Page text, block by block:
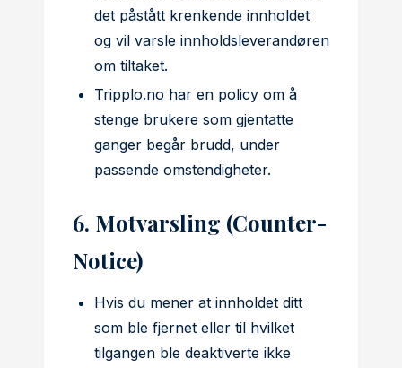
det påstått krenkende innholdet
og vil varsle innholdsleverandøren
om tiltaket.
Tripplo.no har en policy om å
stenge brukere som gjentatte
ganger begår brudd, under
passende omstendigheter.
6. Motvarsling (Counter-
Notice)
Hvis du mener at innholdet ditt
som ble fjernet eller til hvilket
tilgangen ble deaktiverte ikke